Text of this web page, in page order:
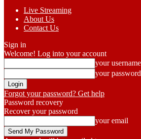
Live Streaming
About Us
Contact Us
Sign in
Welcome! Log into your account
your username
your password
Forgot your password? Get help
Password recovery
Recover your password
your email